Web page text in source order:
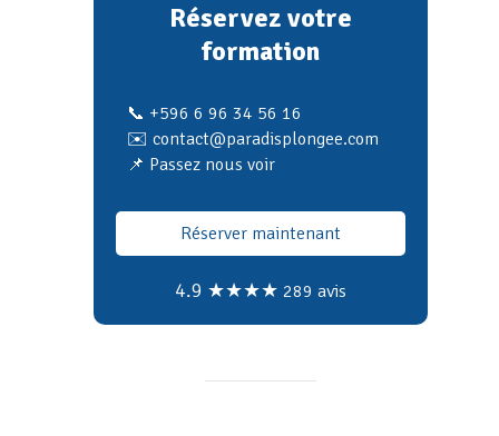
Réservez votre
formation
📞 +596 6 96 34 56 16
✉️ contact@paradisplongee.com
📌 Passez nous voir
Réserver maintenant
4.9 ★★★★ 289 avis